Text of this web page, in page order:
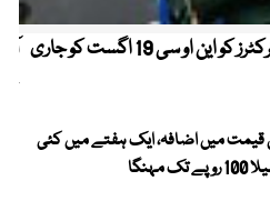
کیریبین پریمیئر لیگ ، قومی کرکٹرز کو این او سی 19 اگست کو جاری
قیمت میں اضافہ، ایک ہفتے میں کئی